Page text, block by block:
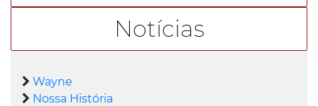
Notícias
Wayne
Nossa História